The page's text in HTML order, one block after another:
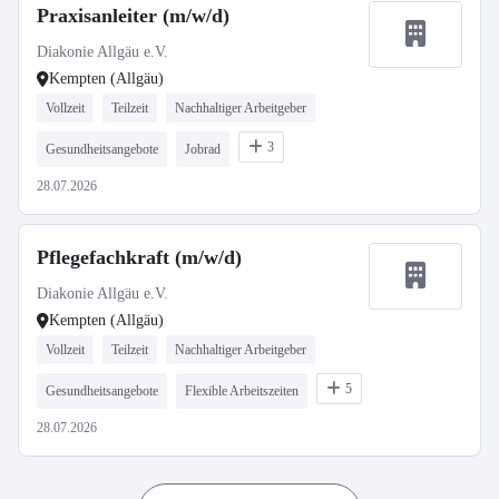
Praxisanleiter (m/w/d)
Diakonie Allgäu e.V.
Kempten (Allgäu)
Vollzeit Teilzeit Nachhaltiger Arbeitgeber
Gesundheitsangebote Jobrad 3
28.07.2026
Pflegefachkraft (m/w/d)
Diakonie Allgäu e.V.
Kempten (Allgäu)
Vollzeit Teilzeit Nachhaltiger Arbeitgeber
Gesundheitsangebote Flexible Arbeitszeiten 5
28.07.2026